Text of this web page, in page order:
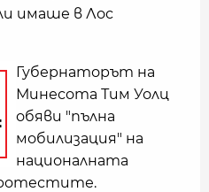
имаше в Лос
Губернаторът на
Минесота Тим Уолц
обяви "пълна
мобилизация" на
националната